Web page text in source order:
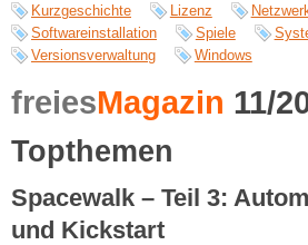
Kurzgeschichte
Lizenz
Softwareinstallation
Spiele
Versionsverwaltung
Windows
freiesMagazin 11/
Topthemen
Spacewalk – Teil 3:
und Kickstart